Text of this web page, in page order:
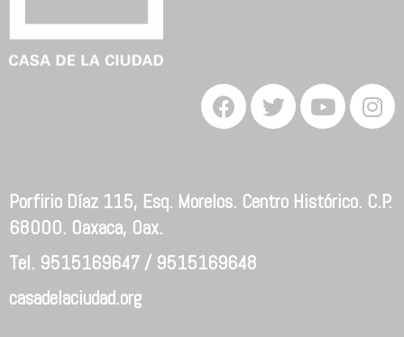
Porfirio Díaz 115, Esq. Morelos. Centro Histórico. C.P.
68000. Oaxaca, Oax.
Tel. 9515169647 / 9515169648
casadelaciudad.org